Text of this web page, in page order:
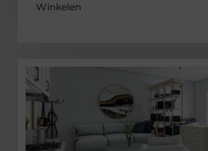
Winkelen